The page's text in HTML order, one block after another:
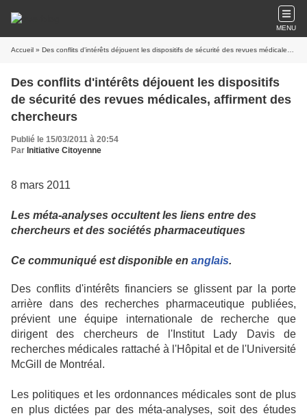
MENU
Accueil » Des conflits d'intérêts déjouent les dispositifs de sécurité des revues médicales, affirment des chercheurs
Des conflits d'intérêts déjouent les dispositifs
de sécurité des revues médicales, affirment des
chercheurs
Publié le 15/03/2011 à 20:54
Par Initiative Citoyenne
8 mars 2011
Les méta-analyses occultent les liens entre des
chercheurs et des sociétés pharmaceutiques
Ce communiqué est disponible en anglais.
Des conflits d'intérêts financiers se glissent par la porte
arrière dans des recherches pharmaceutique publiées,
prévient une équipe internationale de recherche que
dirigent des chercheurs de l'Institut Lady Davis de
recherches médicales rattaché à l'Hôpital et de l'Université
McGill de Montréal.
Les politiques et les ordonnances médicales sont de plus
en plus dictées par des méta-analyses, soit des études